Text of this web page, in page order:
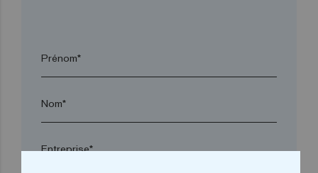
Prénom*
Nom*
Entreprise*